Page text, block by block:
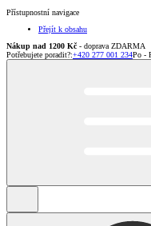
Přístupnostní navigace
Přejít k obsahu
Nákup nad 1200 Kč - doprava ZDARMA
Potřebujete poradit?:+420 277 001 234Po -